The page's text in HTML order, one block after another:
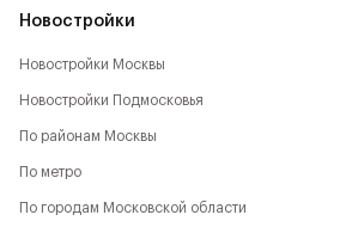
Новостройки
Новостройки Москвы
Новостройки Подмосковья
По районам Москвы
По метро
По городам Московской области